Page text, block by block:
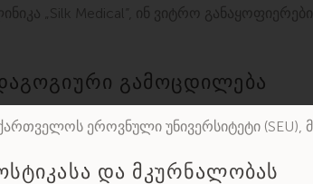
„Silk Medical”, ინ ვიტრო
გამოცდილება
ეროვნული უნივერსიტეტი
და მკურნალობას